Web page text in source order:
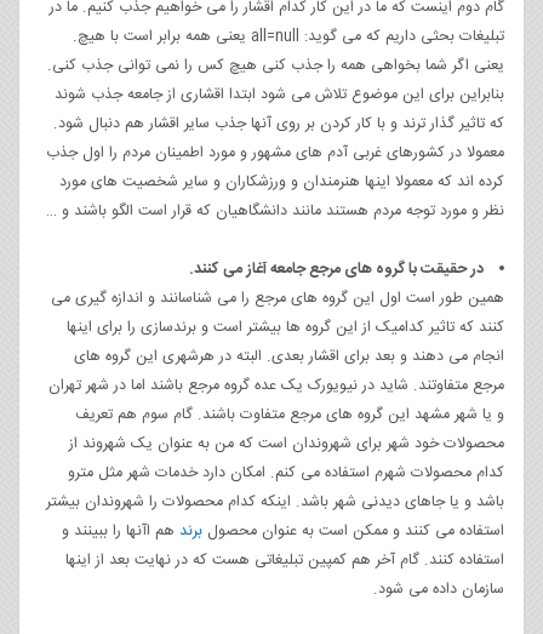
گام دوم اینست که ما در این کار کدام اقشار را می خواهیم جذب کنیم. ما در
تبلیغات بحثی داریم که می گوید: all=null یعنی همه برابر است با هیچ.
یعنی اگر شما بخواهی همه را جذب کنی هیچ کس را نمی توانی جذب کنی.
بنابراین برای این موضوع تلاش می شود ابتدا اقشاری از جامعه جذب شوند
که تاثیر گذار ترند و با کار کردن بر روی آنها جذب سایر اقشار هم دنبال شود.
معمولا در کشورهای غربی آدم های مشهور و مورد اطمینان مردم را اول جذب
کرده اند که معمولا اینها هنرمندان و ورزشکاران و سایر شخصیت های مورد
نظر و مورد توجه مردم هستند مانند دانشگاهیان که قرار است الگو باشند و …
در حقیقت با گروه های مرجع جامعه آغاز می کنند.
همین طور است اول این گروه های مرجع را می شناسانند و اندازه گیری می
کنند که تاثیر کدامیک از این گروه ها بیشتر است و برندسازی را برای اینها
انجام می دهند و بعد برای اقشار بعدی. البته در هرشهری این گروه های
مرجع متفاوتند. شاید در نیویورک یک عده گروه مرجع باشند اما در شهر تهران
و یا شهر مشهد این گروه های مرجع متفاوت باشند. گام سوم هم تعریف
محصولات خود شهر برای شهروندان است که من به عنوان یک شهروند از
کدام محصولات شهرم استفاده می کنم. امکان دارد خدمات شهر مثل مترو
باشد و یا جاهای دیدنی شهر باشد. اینکه کدام محصولات را شهروندان بیشتر
استفاده می کنند و ممکن است به عنوان محصول برند هم اآنها را ببینند و
استفاده کنند. گام آخر هم کمپین تبلیغاتی هست که در نهایت بعد از اینها
سازمان داده می شود.